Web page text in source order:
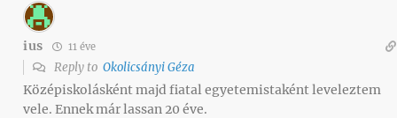
ius 11 éve
Reply to Okolicsányi Géza
Középiskolásként majd fiatal egyetemistaként leveleztem
vele. Ennek már lassan 20 éve.